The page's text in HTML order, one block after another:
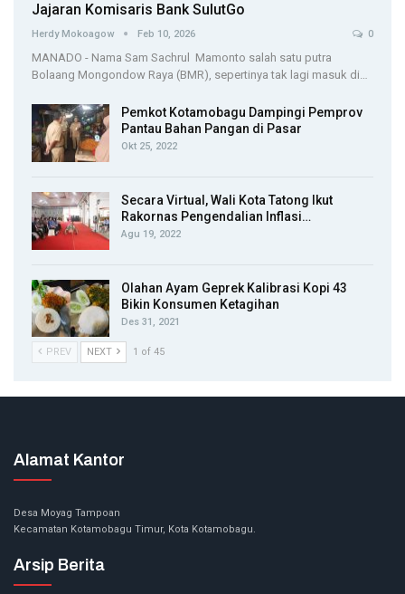
Jajaran Komisaris Bank SulutGo
Herdy Mokoagow Feb 10, 2026 0
MANADO - Nama Sam Sachrul Mamonto salah satu putra
Bolaang Mongondow Raya (BMR), sepertinya tak lagi masuk di…
Pemkot Kotamobagu Dampingi Pemprov
Pantau Bahan Pangan di Pasar
Okt 25, 2022
Secara Virtual, Wali Kota Tatong Ikut
Rakornas Pengendalian Inflasi…
Agu 19, 2022
Olahan Ayam Geprek Kalibrasi Kopi 43
Bikin Konsumen Ketagihan
Des 31, 2021
PREV NEXT 1 of 45
Alamat Kantor
Desa Moyag Tampoan
Kecamatan Kotamobagu Timur, Kota Kotamobagu.
Arsip Berita